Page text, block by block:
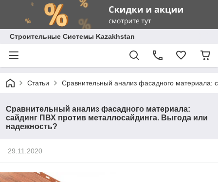
Строительные Системы Kazakhstan
Статьи Сравнительный анализ фасадного материала:
Сравнительный анализ фасадного материала:
сайдинг ПВХ против металлосайдинга. Выгода или
надежность?
29.11.2020